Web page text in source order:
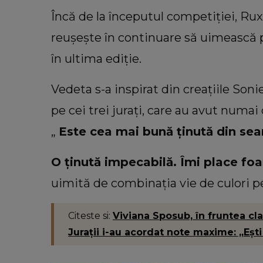
Încă de la începutul competiției,
reușește în continuare să
în ultima ediție.
Vedeta s-a inspirat din creațiile
pe cei trei jurați, care au avut
„ Este cea mai bună ținută din
O ținută impecabilă. Îmi place
uimită de combinația vie de culori
Citeste si: Viviana Sposub, în fruntea
Jurații i-au acordat note maxime: